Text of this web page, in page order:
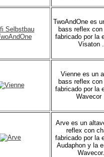
TwoAndOne es
bass reflex
fabricado por la
Visaton .
Vienne es un
bass reflex
fabricado por la
Wavecor
Arve es un
reflex con
fabricado por la
Audaphon y la
Wavecor.